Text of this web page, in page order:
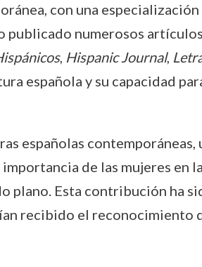
con una especialización
publicado numerosos
, Hispanic Journal,
española y su capacidad
españolas contemporáneas,
de las mujeres en la
plano. Esta contribución ha
recibido el reconocimiento